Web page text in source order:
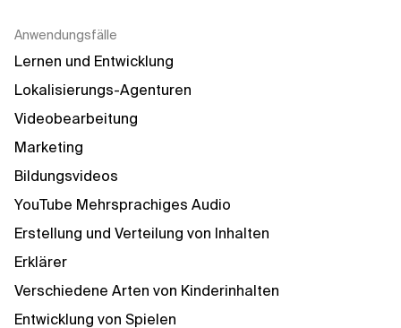
Anwendungsfälle
Lernen und Entwicklung
Lokalisierungs-Agenturen
Videobearbeitung
Marketing
Bildungsvideos
YouTube Mehrsprachiges Audio
Erstellung und Verteilung von Inhalten
Erklärer
Verschiedene Arten von Kinderinhalten
Entwicklung von Spielen